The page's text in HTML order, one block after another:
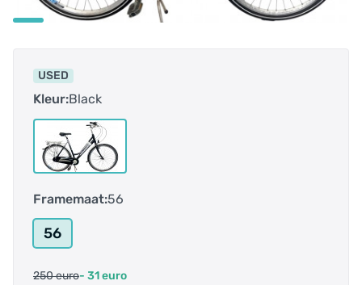
USED
Kleur:Black
Framemaat:56
56
250 euro- 31 euro